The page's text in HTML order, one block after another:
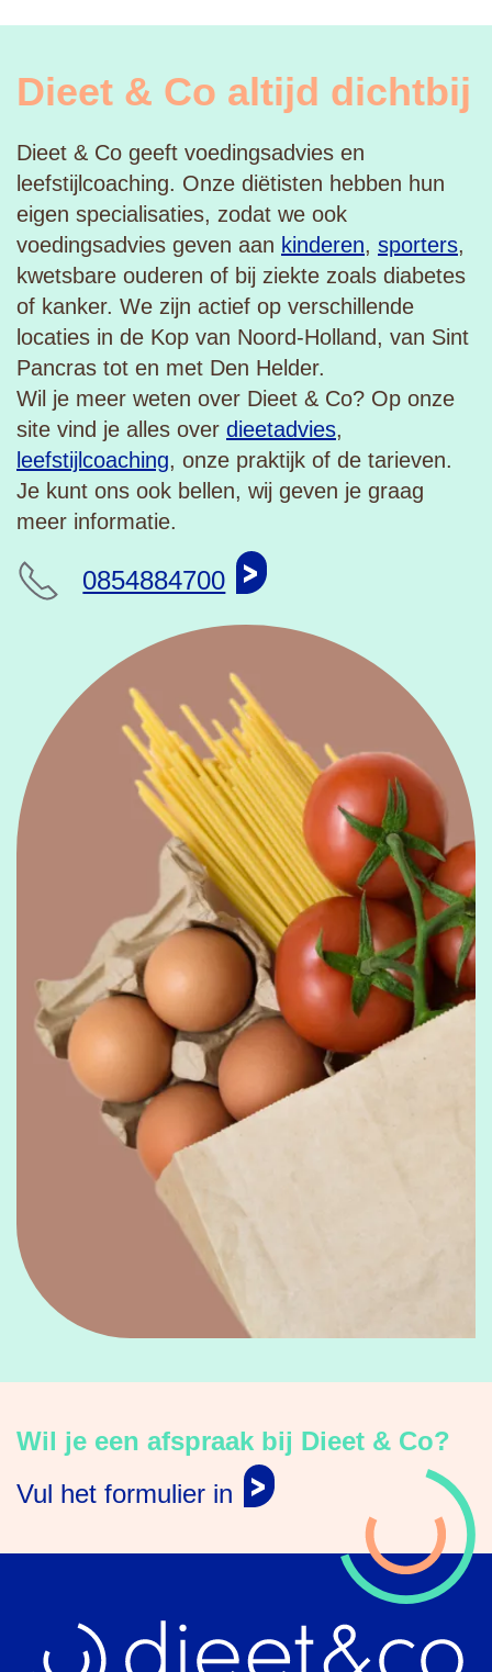
Dieet & Co altijd dichtbij
Dieet & Co geeft voedingsadvies en
leefstijlcoaching. Onze diëtisten hebben hun
eigen specialisaties, zodat we ook
voedingsadvies geven aan kinderen, sporters,
kwetsbare ouderen of bij ziekte zoals diabetes
of kanker. We zijn actief op verschillende
locaties in de Kop van Noord-Holland, van Sint
Pancras tot en met Den Helder.
Wil je meer weten over Dieet & Co? Op onze
site vind je alles over dieetadvies,
leefstijlcoaching, onze praktijk of de tarieven.
Je kunt ons ook bellen, wij geven je graag
meer informatie.
0854884700
Wil je een afspraak bij Dieet & Co?
Vul het formulier in